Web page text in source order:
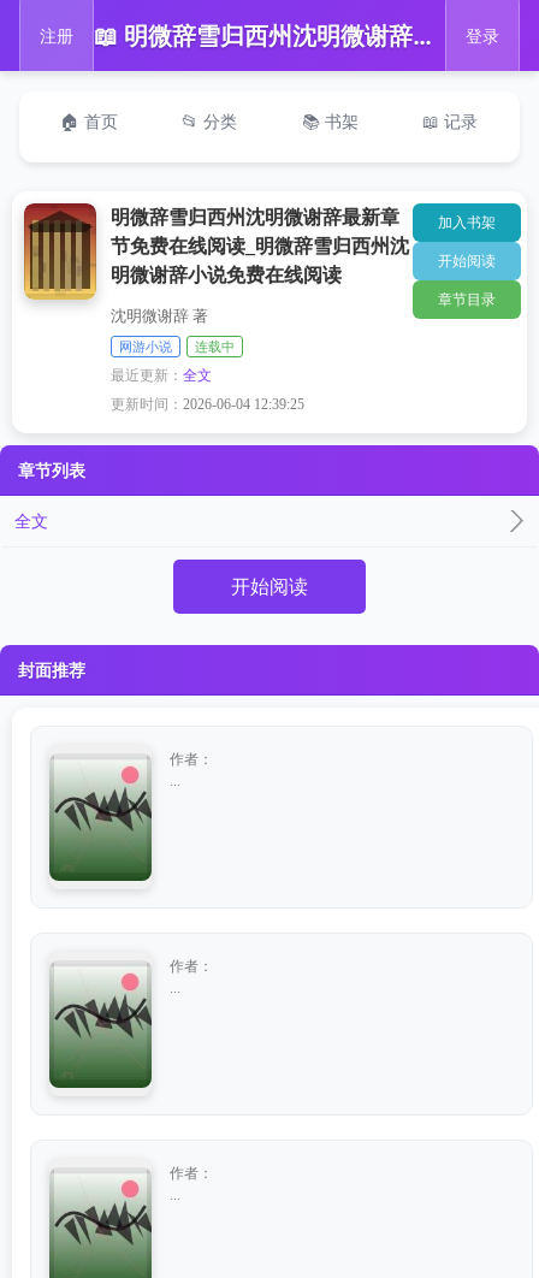
注册 📖 明微辞雪归西州沈明微谢辞最新章节免费在线阅读_明微辞雪归西州沈明微谢辞小说免费在线阅读 登录
🏠 首页 📂 分类 📚 书架 📖 记录
明微辞雪归西州沈明微谢辞最新章
节免费在线阅读_明微辞雪归西州沈
明微谢辞小说免费在线阅读
沈明微谢辞 著
网游小说 连载中
最近更新：全文
更新时间：2026-06-04 12:39:25
加入书架
开始阅读
章节目录
章节列表
全文
开始阅读
封面推荐
作者：
作者：
作者：